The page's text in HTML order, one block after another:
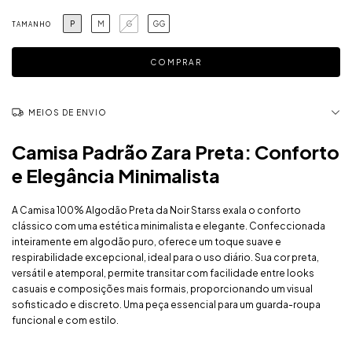
TAMANHO P M G GG
MEIOS DE ENVIO
Camisa Padrão Zara Preta: Conforto
e Elegância Minimalista
A Camisa 100% Algodão Preta da Noir Starss exala o conforto
clássico com uma estética minimalista e elegante. Confeccionada
inteiramente em algodão puro, oferece um toque suave e
respirabilidade excepcional, ideal para o uso diário. Sua cor preta,
versátil e atemporal, permite transitar com facilidade entre looks
casuais e composições mais formais, proporcionando um visual
sofisticado e discreto. Uma peça essencial para um guarda-roupa
funcional e com estilo.